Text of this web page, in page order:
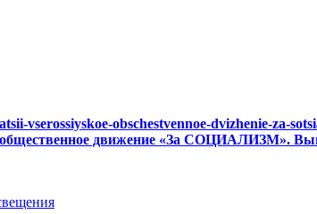
vserossiyskoe-obschestvennoe-dvizhenie-za-
общественное движение «За СОЦИАЛИЗМ».